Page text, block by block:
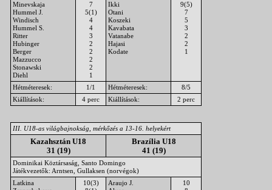
Minevskaja
Hummel J.
Windisch
Hummel S.
Ritter
Hubinger
Berger
Mazzucco
Stonawski
Diehl
7
5(1)
4
4
3
2
2
2
2
1
Ikki
Otani
Koszeki
Kavabata
Vatanabe
Hajasi
Kodate
9(5)
7
5
3
2
2
1
Hétméteresek: 1/1 Hétméteresek:
8/5
Kiállítások:
4 perc Kiállítások: 2 perc
III. U18-as világbajnokság, mérkőzés a 13-16. helyekért
Kazahsztán U18
31 (19)
Brazília U18
41 (19)
Dominikai Köztársaság, Santo Domingo
Játékvezetők: Arntsen, Gullaksen (norvégok)
Latkina
10(3)
Araujo J.
10